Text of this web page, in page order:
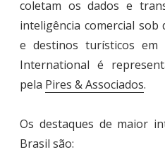
coletam os dados e
inteligência comercial sob
e destinos turísticos
International é
pela Pires & Associados.
Os destaques de maior
Brasil são: